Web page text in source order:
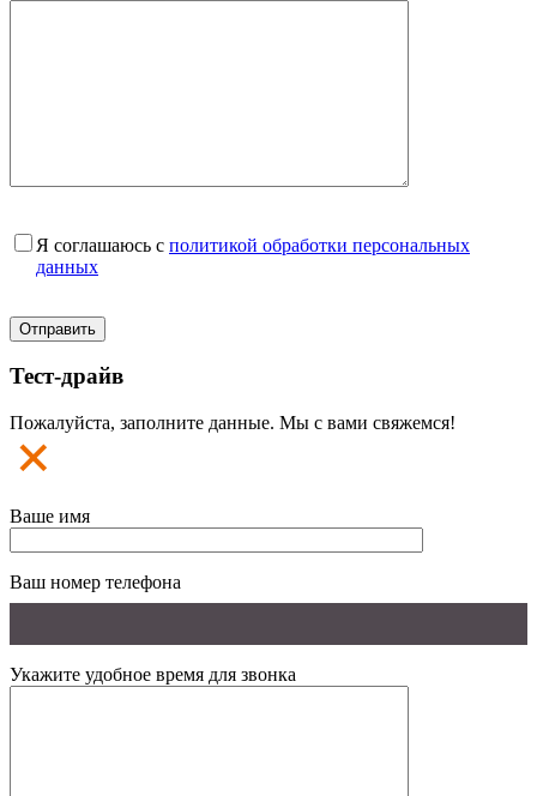
Я соглашаюсь с политикой обработки персональных
данных
Тест-драйв
Пожалуйста, заполните данные. Мы с вами свяжемся!
Ваше имя
Ваш номер телефона
Укажите удобное время для звонка